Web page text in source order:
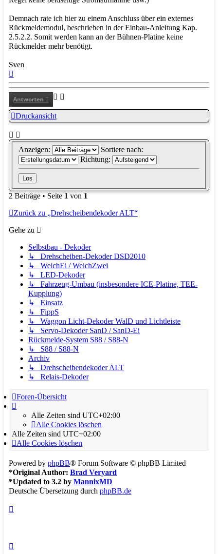
Demnach rate ich hier zu einem Anschluss über ein externes
Rückmeldemodul, beschrieben in der Einbau-Anleitung Kap.
2.5.2.2. Somit werden kann an der Bühnen-Platine keine
Rückmelder mehr benötigt.
Sven
oben
Antworten
Druckansicht
Anzeigen:
Sortiere nach:
Richtung:
2 Beiträge • Seite 1 von 1
Zurück zu „Drehscheibendekoder ALT“
Gehe zu
Selbstbau - Dekoder
↳ Drehscheiben-Dekoder DSD2010
↳ WeichEi / WeichZwei
↳ LED-Dekoder
↳ Fahrzeug-Umbau (insbesondere ICE-Platine, TEE-
Kupplung)
↳ Einsatz
↳ FippS
↳ Waggon Licht-Dekoder WalD und Lichtleiste
↳ Servo-Dekoder SanD / SanD-Ei
Rückmelde-System S88 / S88-N
↳ S88 / S88-N
Archiv
↳ Drehscheibendekoder ALT
↳ Relais-Dekoder
Foren-Übersicht
Alle Zeiten sind UTC+02:00
Alle Cookies löschen
Alle Zeiten sind UTC+02:00
Alle Cookies löschen
Powered by phpBB® Forum Software © phpBB Limited
*Original Author: Brad Veryard
*Updated to 3.2 by MannixMD
Deutsche Übersetzung durch phpBB.de